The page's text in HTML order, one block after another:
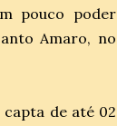
pouco poder
Amaro, no
de até 02